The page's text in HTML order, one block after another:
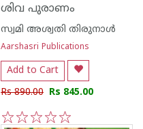
ശിവ പുരാണം
സ്വമി അശ്വതി തിരുനാള്‍
Aarshasri Publications
Add to Cart
Rs 890.00 Rs 845.00